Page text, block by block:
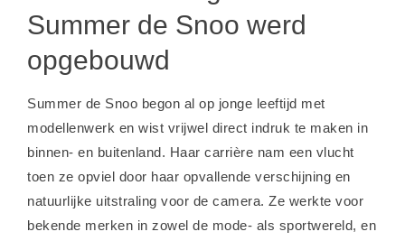
Summer de Snoo werd
opgebouwd
Summer de Snoo begon al op jonge leeftijd met
modellenwerk en wist vrijwel direct indruk te maken in
binnen- en buitenland. Haar carrière nam een vlucht
toen ze opviel door haar opvallende verschijning en
natuurlijke uitstraling voor de camera. Ze werkte voor
bekende merken in zowel de mode- als sportwereld, en